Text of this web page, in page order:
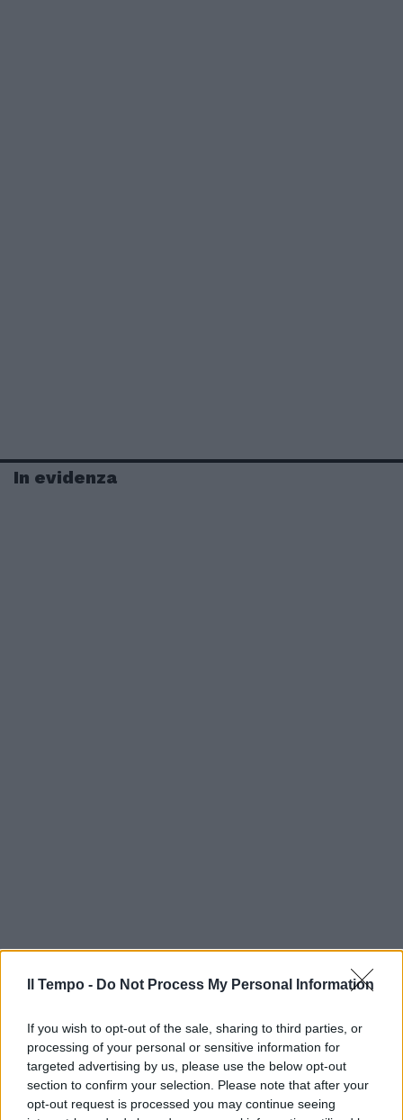
Il Tempo - Do Not Process My Personal Information
If you wish to opt-out of the sale, sharing to third parties, or
processing of your personal or sensitive information for
targeted advertising by us, please use the below opt-out
section to confirm your selection. Please note that after your
opt-out request is processed you may continue seeing
In evidenza